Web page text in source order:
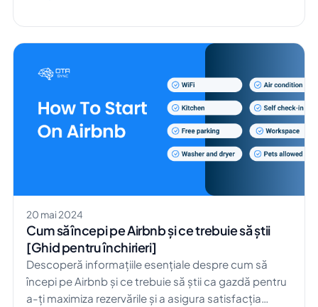
inteligența artificială este cel mai discutat subiect în
zilele noastre. Poate că ai auzit […]
20 mai 2024
Cum să începi pe Airbnb și ce trebuie să știi
[Ghid pentru închirieri]
Descoperă informațiile esențiale despre cum să
începi pe Airbnb și ce trebuie să știi ca gazdă pentru
a-ți maximiza rezervările și a asigura satisfacția